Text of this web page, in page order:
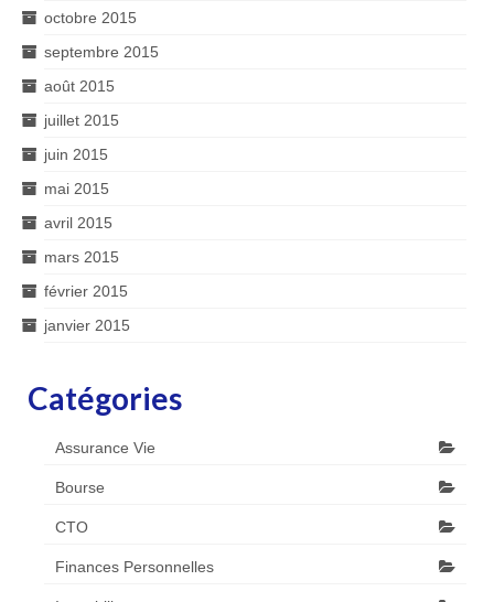
octobre 2015
septembre 2015
août 2015
juillet 2015
juin 2015
mai 2015
avril 2015
mars 2015
février 2015
janvier 2015
Catégories
Assurance Vie
Bourse
CTO
Finances Personnelles